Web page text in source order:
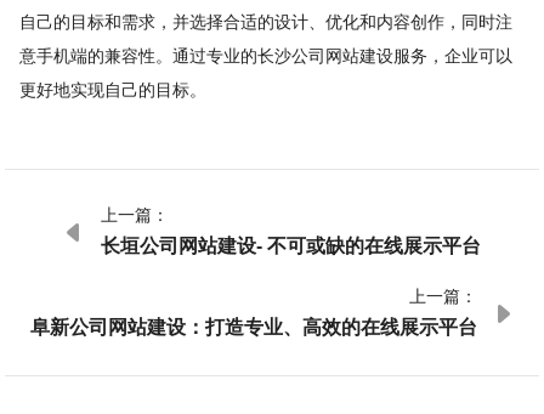
自己的目标和需求，并选择合适的设计、优化和内容创作，同时注
意手机端的兼容性。通过专业的长沙公司网站建设服务，企业可以
更好地实现自己的目标。

上一篇：
长垣公司网站建设- 不可或缺的在线展示平台
上一篇：
阜新公司网站建设：打造专业、高效的在线展示平台
